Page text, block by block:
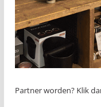
Partner worden? Klik